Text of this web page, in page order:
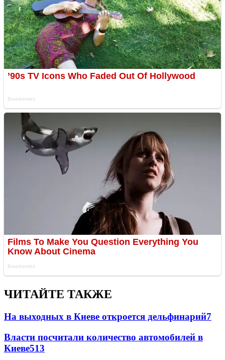
ЧИТАЙТЕ ТАКЖЕ
На выходных в Киеве откроется дельфинарий7
Власти посчитали количество автомобилей в
Киеве513